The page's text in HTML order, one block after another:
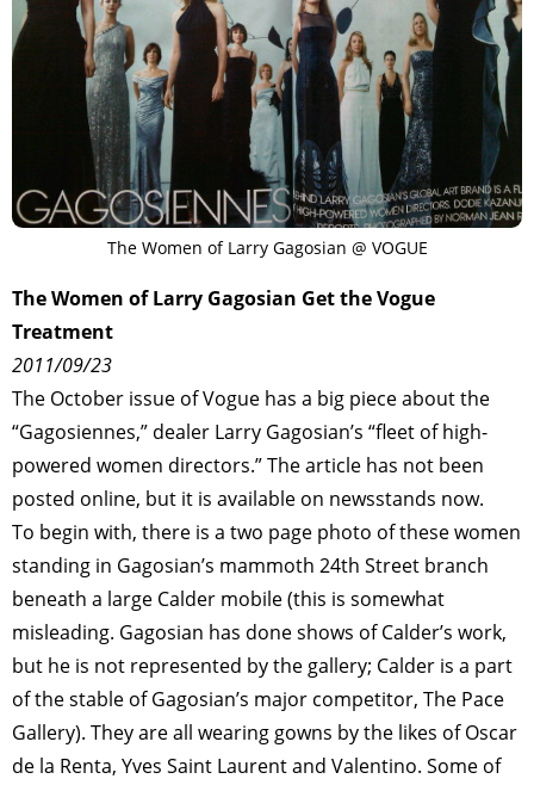
The Women of Larry Gagosian @ VOGUE
The Women of Larry Gagosian Get the Vogue
Treatment
2011/09/23
The October issue of Vogue has a big piece about the
“Gagosiennes,” dealer Larry Gagosian’s “fleet of high-
powered women directors.” The article has not been
posted online, but it is available on newsstands now.
To begin with, there is a two page photo of these women
standing in Gagosian’s mammoth 24th Street branch
beneath a large Calder mobile (this is somewhat
misleading. Gagosian has done shows of Calder’s work,
but he is not represented by the gallery; Calder is a part
of the stable of Gagosian’s major competitor, The Pace
Gallery). They are all wearing gowns by the likes of Oscar
de la Renta, Yves Saint Laurent and Valentino. Some of